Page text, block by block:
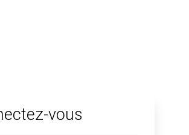
vous